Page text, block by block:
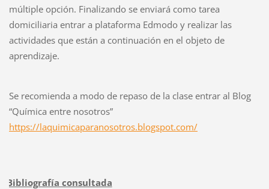
múltiple opción. Finalizando se enviará como tarea
domiciliaria entrar a plataforma Edmodo y realizar las
actividades que están a continuación en el objeto de
aprendizaje.
Se recomienda a modo de repaso de la clase entrar al Blog
“Química entre nosotros”
https://laquimicaparanosotros.blogspot.com/
Bibliografía consultada